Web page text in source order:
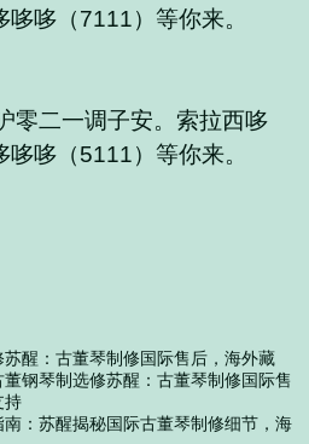
哆哆（7111）等你来。
零二一调子安。索拉西哆
哆哆（5111）等你来。
醒：古董琴制修国际售后，海外藏
钢琴制选修苏醒：古董琴制修国际售
持
：苏醒揭秘国际古董琴制修细节，海